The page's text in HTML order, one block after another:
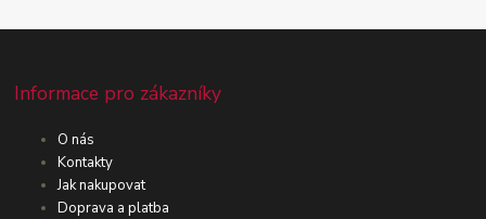
Informace pro zákazníky
O nás
Kontakty
Jak nakupovat
Doprava a platba